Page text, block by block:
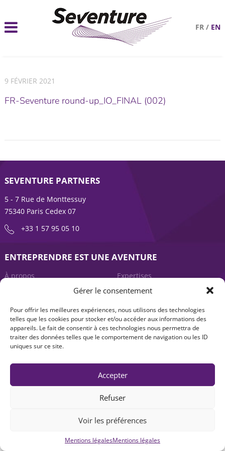
Gérer le consentement
Pour offrir les meilleures expériences, nous utilisons des technologies
telles que les cookies pour stocker et/ou accéder aux informations des
appareils. Le fait de consentir à ces technologies nous permettra de
traiter des données telles que le comportement de navigation ou les ID
uniques sur ce site.
Accepter
Refuser
Voir les préférences
Mentions légalesMentions légales
FR / EN
9 FÉVRIER 2021
FR-Seventure round-up_IO_FINAL (002)
SEVENTURE PARTNERS
5 - 7 Rue de Monttessuy
75340 Paris Cedex 07
+33 1 57 95 05 10
ENTREPRENDRE EST UNE AVENTURE
À propos
Expertises
Actualités
Contact